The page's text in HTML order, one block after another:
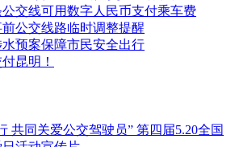
交线可用数字人民币支付乘车费
公交线路临时调整提醒
预案保障市民安全出行
昆明！
共同关爱公交驾驶员” 第四届5.20全国